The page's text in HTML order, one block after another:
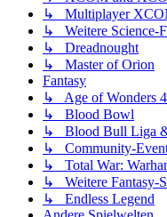
↳ Multiplayer
↳ Weitere Science-
↳ Dreadnought
↳ Master of Orion
Fantasy
↳ Age of Wonders 4
↳ Blood Bowl
↳ Blood Bull Liga
↳ Community-
↳ Total War:
↳ Weitere Fantasy-
↳ Endless Legend